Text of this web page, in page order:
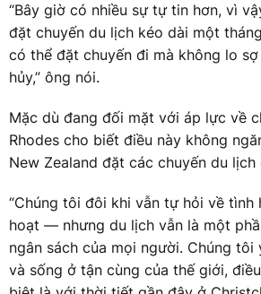
“Bây giờ có nhiều sự tự tin hơn, vì
đặt chuyến du lịch kéo dài một
có thể đặt chuyến đi mà không lo
hủy,” ông nói.
Mặc dù đang đối mặt với áp lực về
Rhodes cho biết điều này không
New Zealand đặt các chuyến du lịch
“Chúng tôi đôi khi vẫn tự hỏi về tình
hoạt — nhưng du lịch vẫn là một
ngân sách của mọi người. Chúng
và sống ở tận cùng của thế giới,